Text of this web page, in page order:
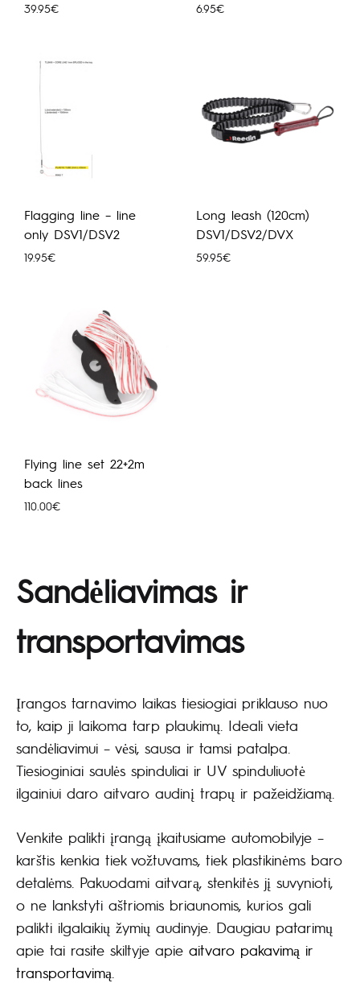
39.95€ 6.95€
Flagging line – line
only DSV1/DSV2
19.95€
Long leash (120cm)
DSV1/DSV2/DVX
59.95€
Flying line set 22+2m
back lines
110.00€
Sandėliavimas ir
transportavimas
Įrangos tarnavimo laikas tiesiogiai priklauso nuo
to, kaip ji laikoma tarp plaukimų. Ideali vieta
sandėliavimui – vėsi, sausa ir tamsi patalpa.
Tiesioginiai saulės spinduliai ir UV spinduliuotė
ilgainiui daro aitvaro audinį trapų ir pažeidžiamą.
Venkite palikti įrangą įkaitusiame automobilyje –
karštis kenkia tiek vožtuvams, tiek plastikinėms baro
detalėms. Pakuodami aitvarą, stenkitės jį suvynioti,
o ne lankstyti aštriomis briaunomis, kurios gali
palikti ilgalaikių žymių audinyje. Daugiau patarimų
apie tai rasite skiltyje apie aitvaro pakavimą ir
transportavimą